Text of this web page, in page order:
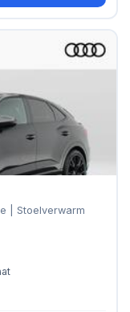
| Stoelverwarm